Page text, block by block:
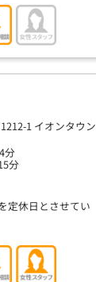
1 イオンタウン
分
分
定休日とさせてい